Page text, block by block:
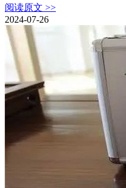
阅读原文 >>
2024-07-26